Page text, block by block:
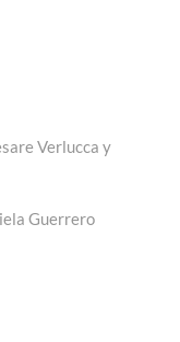
Verlucca y
Guerrero